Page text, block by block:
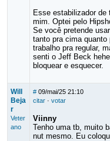
Esse estabilizador
mim. Optei pelo
Se você pretende
tanto pra cima
trabalho pra regular,
senti o Jeff Beck
bloquear e esquecer.
Will
Beja
r
Veter
ano
# 09/mai/25 21:10
citar· votar
Viinny
Tenho uma tb, muito
nut mesmo. Eu